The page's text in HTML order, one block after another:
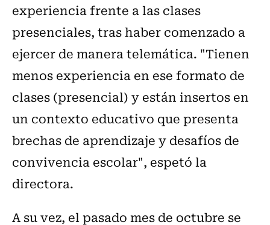
experiencia frente a las clases
presenciales, tras haber comenzado a
ejercer de manera telemática. "Tienen
menos experiencia en ese formato de
clases (presencial) y están insertos en
un contexto educativo que presenta
brechas de aprendizaje y desafíos de
convivencia escolar", espetó la
directora.
A su vez, el pasado mes de octubre se